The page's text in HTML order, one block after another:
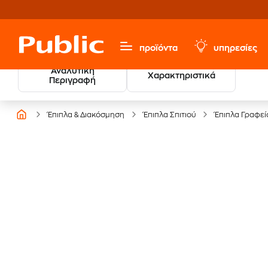
προϊόντα υπηρεσίες
Αναλυτική
Περιγραφή
Χαρακτηριστικά
Έπιπλα & Διακόσμηση Έπιπλα Σπιτιού Έπιπλα